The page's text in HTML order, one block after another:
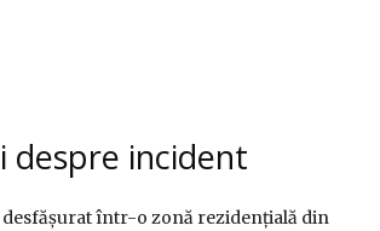
despre incident
desfășurat într-o zonă rezidențială din